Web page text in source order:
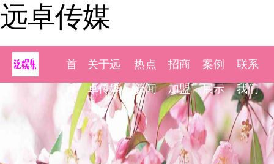
远卓传媒
首
关于远
卓传媒
热点
新闻
招商
加盟
案例
展示
联系
我们